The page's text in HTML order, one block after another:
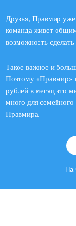
Друзья, Правмир
команда живет
возможность
Такое важное и
Поэтому «Правмир»
рублей в месяц это
много для семейного
Правмира.
На